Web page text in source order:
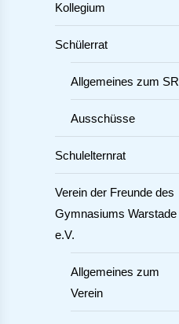
Kollegium
Schülerrat
Allgemeines zum SR
Ausschüsse
Schulelternrat
Verein der Freunde des
Gymnasiums Warstade
e.V.
Allgemeines zum
Verein